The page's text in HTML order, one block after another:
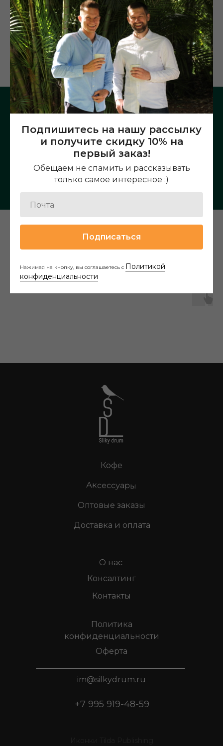
Подпишитесь на нашу рассылку
и получите скидку 10% на
первый заказ!
Обещаем не спамить и рассказывать
только самое интересное :)
Подписаться
Нажимая на кнопку, вы соглашаетесь с Политикой
конфиденциальности
опыта и способа заваривания. Учитывайте это при
выборе.
Подробное описание чая
Наши новинки
+7 995 919-48-59
im@silkydrum.ru
Кофе
Оптовые заказы
Консалтинг
О нас
Контакты
Доставка и оплата
Аксессуары
Оферта
Политика
конфиденциальности